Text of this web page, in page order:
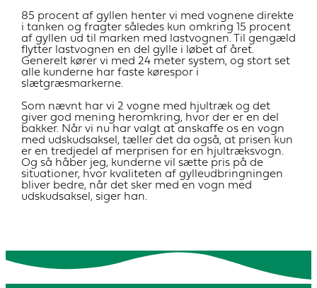
85 procent af gyllen henter vi med vognene direkte
i tanken og fragter således kun omkring 15 procent
af gyllen ud til marken med lastvognen. Til gengæld
flytter lastvognen en del gylle i løbet af året.
Generelt kører vi med 24 meter system, og stort set
alle kunderne har faste kørespor i
slætgræsmarkerne.
Som nævnt har vi 2 vogne med hjultræk og det
giver god mening heromkring, hvor der er en del
bakker. Når vi nu har valgt at anskaffe os en vogn
med udskudsaksel, tæller det da også, at prisen kun
er en tredjedel af merprisen for en hjultræksvogn.
Og så håber jeg, kunderne vil sætte pris på de
situationer, hvor kvaliteten af gylleudbringningen
bliver bedre, når det sker med en vogn med
udskudsaksel, siger han.